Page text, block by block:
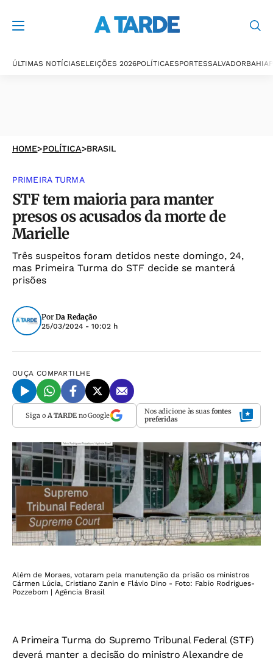
ÚLTIMAS NOTÍCIASELEIÇÕES 2026POLÍTICAESPORTESSALVADORBAHIA
HOME>POLÍTICA>BRASIL
PRIMEIRA TURMA
STF tem maioria para manter
presos os acusados da morte de
Marielle
Três suspeitos foram detidos neste domingo, 24,
mas Primeira Turma do STF decide se manterá
prisões
Por Da Redação
25/03/2024 - 10:02 h
OUÇA COMPARTILHE
Siga o A TARDEno Google Nos adicione às suas fontes
preferidas
Além de Moraes, votaram pela manutenção da prisão os ministros
Cármen Lúcia, Cristiano Zanin e Flávio Dino - Foto: Fabio Rodrigues-
Pozzebom | Agência Brasil
A Primeira Turma do Supremo Tribunal Federal (STF)
deverá manter a decisão do ministro Alexandre de